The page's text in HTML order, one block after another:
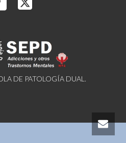
DE PATOLOGÍA DUAL.